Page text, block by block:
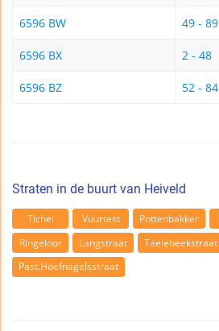
6596 BW 49 - 89
6596 BX 2 - 48
6596 BZ 52 - 84
Straten in de buurt van Heiveld
Tichel Vuurtest Pottenbakker
Ringeloor
Langstraat Teelebeekstraat
Past.Hoefnagelsstraat